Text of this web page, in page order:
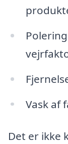
Vask af
Det er ikke